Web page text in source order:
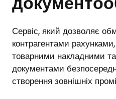
Сервіс, який дозволяє
контрагентами
товарними накладними
документами
створення зовнішніх